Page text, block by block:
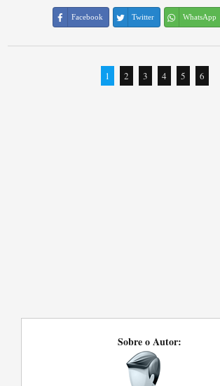
Facebook Twitter WhatsApp
1 2 3 4 5 6
Sobre o Autor: